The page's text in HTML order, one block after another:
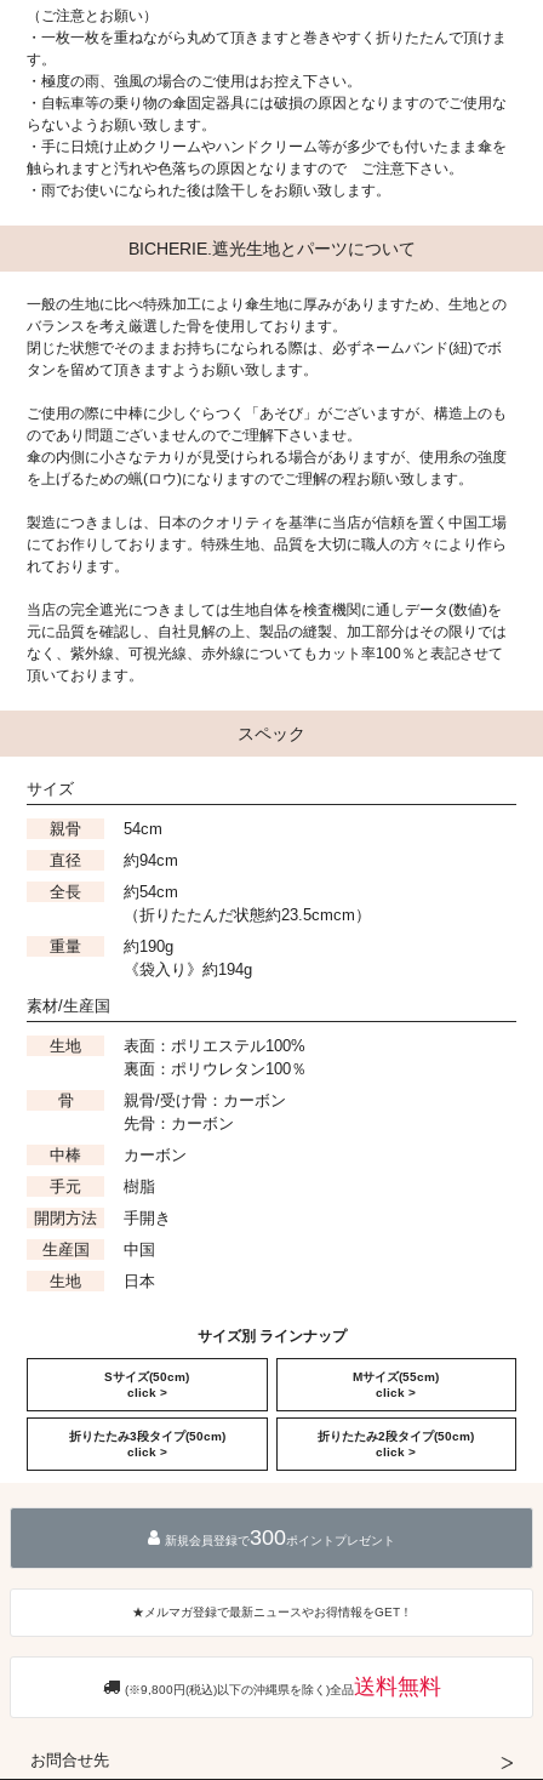
（ご注意とお願い）
・一枚一枚を重ねながら丸めて頂きますと巻きやすく折りたたんで頂けま
す。
・極度の雨、強風の場合のご使用はお控え下さい。
・自転車等の乗り物の傘固定器具には破損の原因となりますのでご使用な
らないようお願い致します。
・手に日焼け止めクリームやハンドクリーム等が多少でも付いたまま傘を
触られますと汚れや色落ちの原因となりますので ご注意下さい。
・雨でお使いになられた後は陰干しをお願い致します。
BICHERIE.遮光生地とパーツについて
一般の生地に比べ特殊加工により傘生地に厚みがありますため、生地との
バランスを考え厳選した骨を使用しております。
閉じた状態でそのままお持ちになられる際は、必ずネームバンド(紐)でボ
タンを留めて頂きますようお願い致します。
ご使用の際に中棒に少しぐらつく「あそび」がございますが、構造上のも
のであり問題ございませんのでご理解下さいませ。
傘の内側に小さなテカりが見受けられる場合がありますが、使用糸の強度
を上げるための蝋(ロウ)になりますのでご理解の程お願い致します。
製造につきましは、日本のクオリティを基準に当店が信頼を置く中国工場
にてお作りしております。特殊生地、品質を大切に職人の方々により作ら
れております。
当店の完全遮光につきましては生地自体を検査機関に通しデータ(数値)を
元に品質を確認し、自社見解の上、製品の縫製、加工部分はその限りでは
なく、紫外線、可視光線、赤外線についてもカット率100％と表記させて
頂いております。
スペック
サイズ
親骨
54cm
直径
約94cm
全長
約54cm
（折りたたんだ状態約23.5cmcm）
重量
約190g
《袋入り》約194g
素材/生産国
生地
表面：ポリエステル100%
裏面：ポリウレタン100％
骨
親骨/受け骨：カーボン
先骨：カーボン
中棒
カーボン
手元
樹脂
開閉方法
手開き
生産国
中国
生地
日本
サイズ別 ラインナップ
Sサイズ(50cm)
click >
Mサイズ(55cm)
click >
折りたたみ3段タイプ(50cm)
click >
折りたたみ2段タイプ(50cm)
click >
新規会員登録で300ポイントプレゼント
★メルマガ登録で最新ニュースやお得情報をGET！
(※9,800円(税込)以下の沖縄県を除く)全品送料無料
お問合せ先